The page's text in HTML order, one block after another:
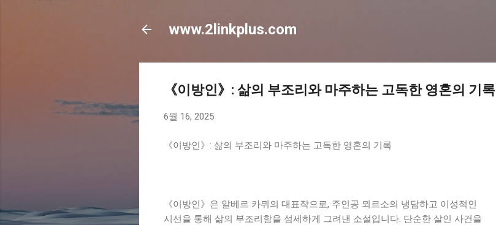
www.2linkplus.com
《이방인》: 삶의 부조리와 마주하는 고독한 영혼의 기록
6월 16, 2025
《이방인》: 삶의 부조리와 마주하는 고독한 영혼의 기록
《이방인》은 알베르 카뮈의 대표작으로, 주인공 뫼르소의 냉담하고 이성적인
시선을 통해 삶의 부조리함을 섬세하게 그려낸 소설입니다. 단순한 살인 사건을